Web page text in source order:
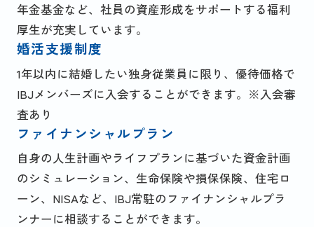
年金基金など、社員の資産形成をサポートする福利
厚生が充実しています。
婚活支援制度
1年以内に結婚したい独身従業員に限り、優待価格で
IBJメンバーズに入会することができます。※入会審
査あり
ファイナンシャルプラン
自身の人生計画やライフプランに基づいた資金計画
のシミュレーション、生命保険や損保保険、住宅ロ
ーン、NISAなど、IBJ常駐のファイナンシャルプラ
ンナーに相談することができます。